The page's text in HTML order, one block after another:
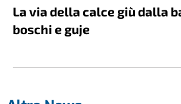
La via della calce giù dalla
boschi e guje